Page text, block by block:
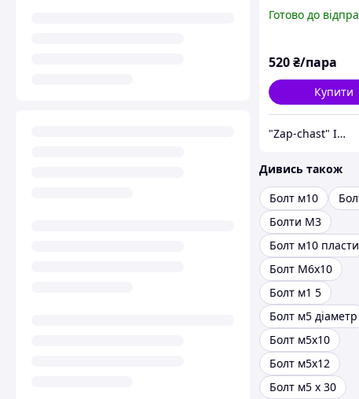
AIMA M3 25 мм
Готово до
520₴/пара
Купити
"Zap-chast" Інтернет магазин. Запчастини до квадроциклів
Дивись також
Болт м10
Болти М3
Болт м10
Болт М6х10
Болт м1 5
Болт м5 діаметр
Болт м5х10
Болт м5х12
Болт м5 х 30